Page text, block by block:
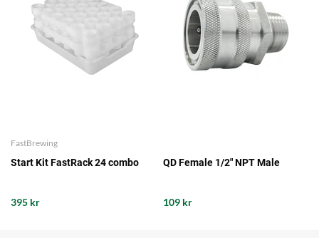
FastBrewing
Start Kit FastRack 24 combo
395 kr
QD Female 1/2" NPT Male
109 kr